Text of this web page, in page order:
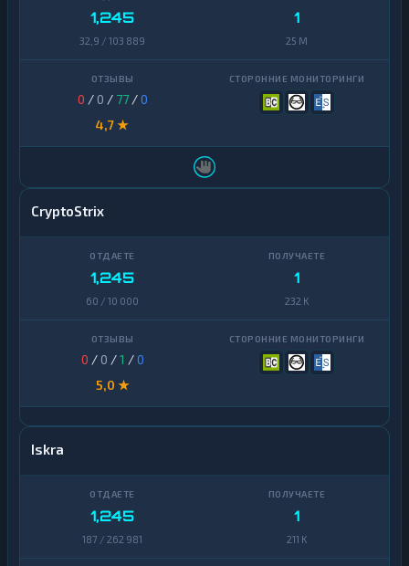
1,245
32,9 / 103 889
1
25 M
0 / 0 / 77/0
4,7 ★
CryptoStrix
1,245
60 / 10 000
1
232 K
0 / 0 /1 /0
5,0 ★
Iskra
1,245
187 / 262 981
1
211 K